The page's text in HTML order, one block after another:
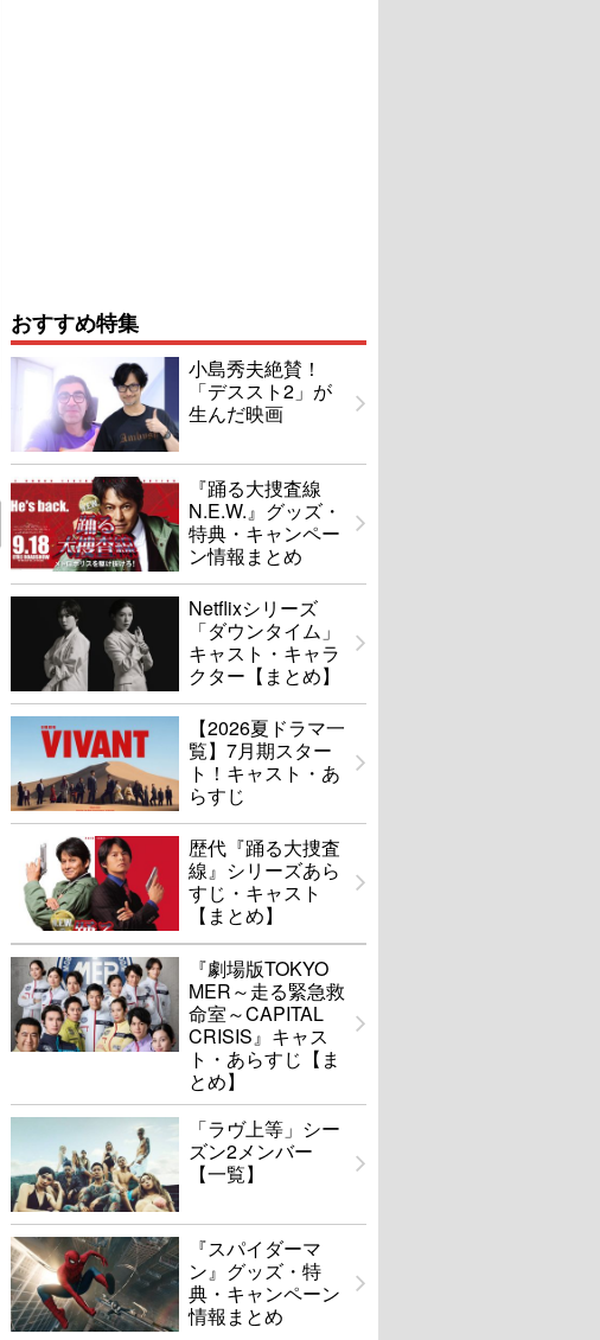
おすすめ特集
小島秀夫絶賛！
「デススト2」が
生んだ映画
『踊る大捜査線
N.E.W.』グッズ・
特典・キャンペー
ン情報まとめ
Netflixシリーズ
「ダウンタイム」
キャスト・キャラ
クター【まとめ】
【2026夏ドラマ一
覧】7月期スター
ト！キャスト・あ
らすじ
歴代『踊る大捜査
線』シリーズあら
すじ・キャスト
【まとめ】
『劇場版TOKYO
MER～走る緊急救
命室～CAPITAL
CRISIS』キャス
ト・あらすじ【ま
とめ】
「ラヴ上等」シー
ズン2メンバー
【一覧】
『スパイダーマ
ン』グッズ・特
典・キャンペーン
情報まとめ